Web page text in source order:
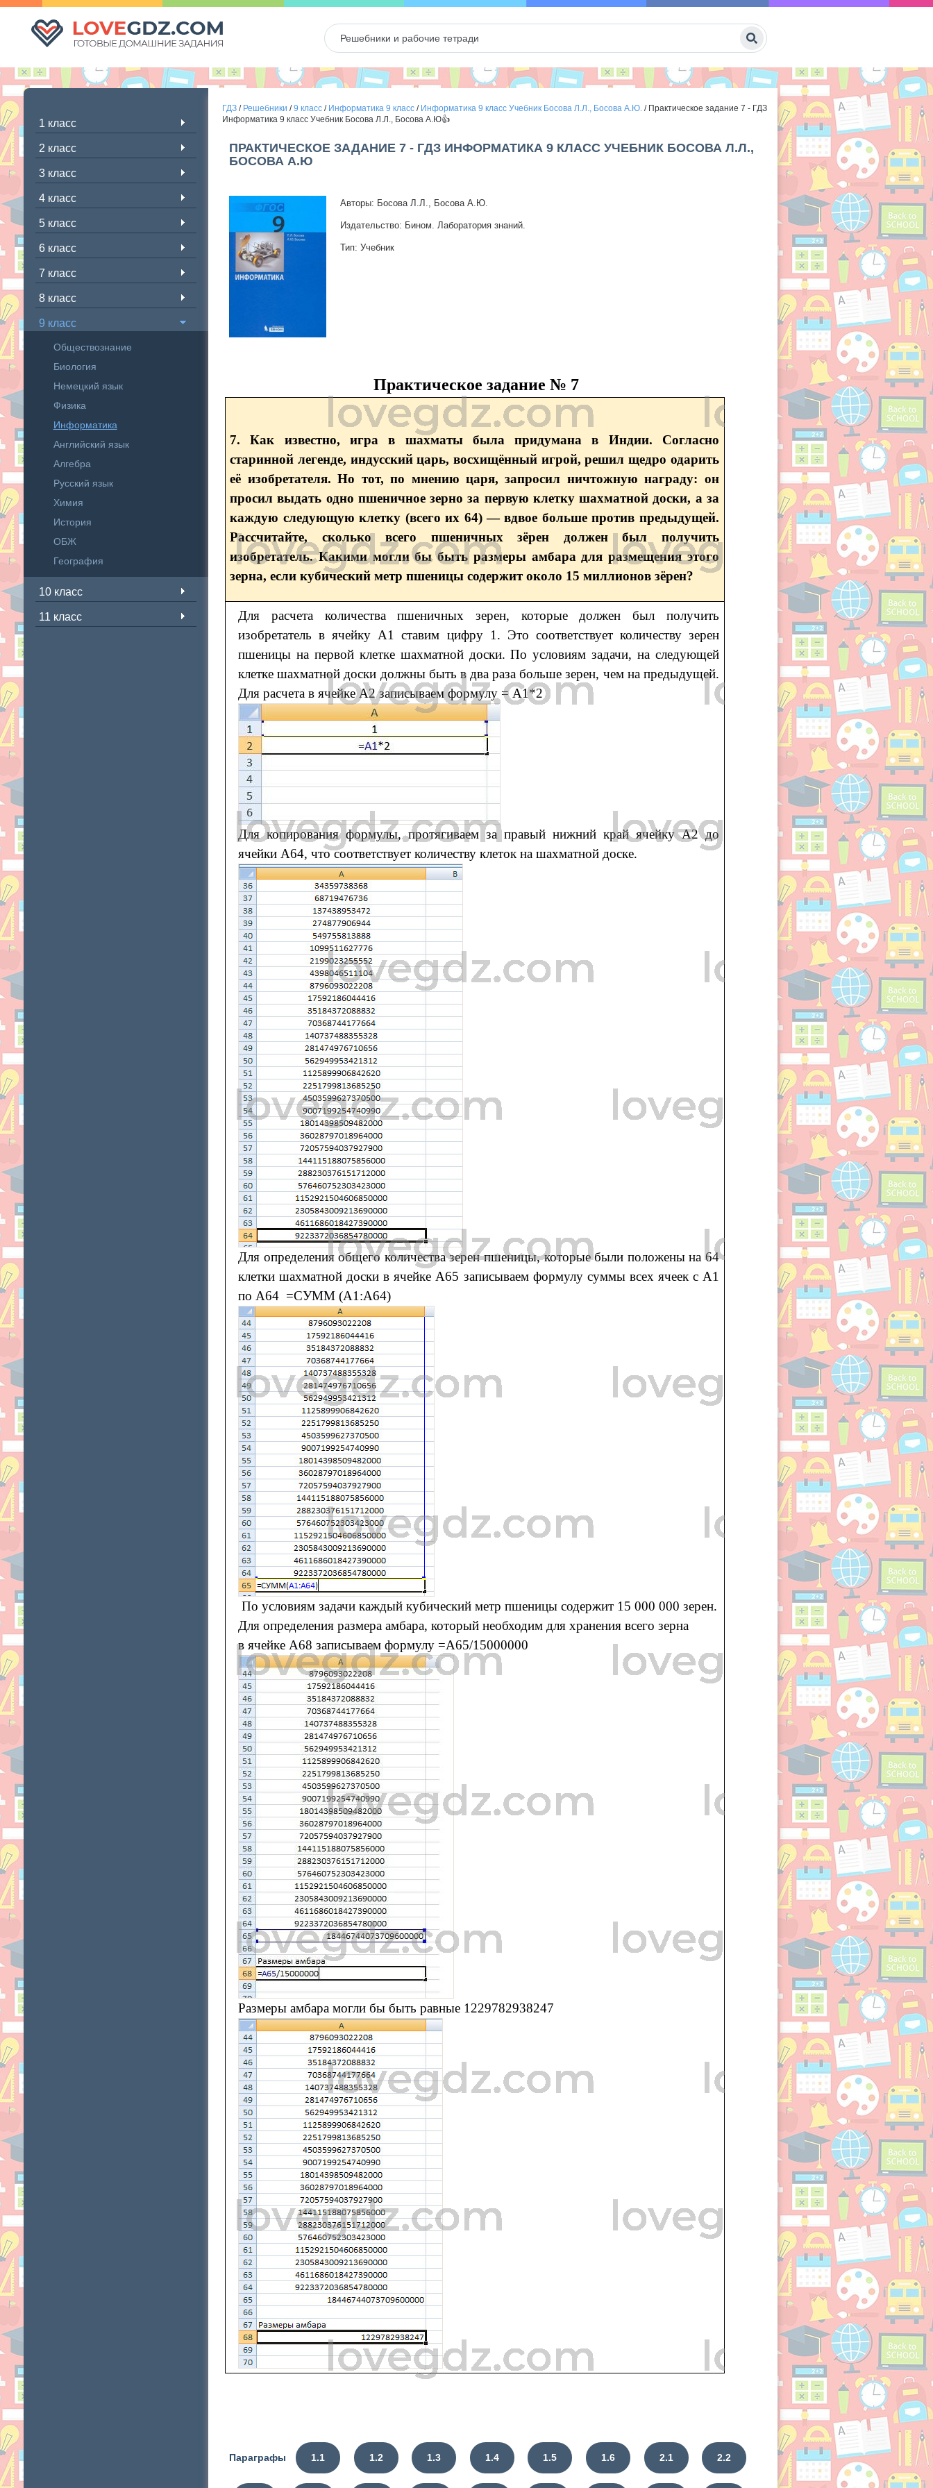
1 класс
2 класс
3 класс
4 класс
5 класс
6 класс
7 класс
8 класс
9 класс
Обществознание
Биология
Немецкий язык
Физика
Информатика
Английский язык
Алгебра
Русский язык
Химия
История
ОБЖ
География
10 класс
11 класс
ГДЗ/ Решебники /9 класс/ Информатика 9 класс/ Информатика 9 класс Учебник Босова Л.Л., Босова А.Ю./ Практическое задание 7 - ГДЗ
Информатика 9 класс Учебник Босова Л.Л., Босова А.Ю👍
ПРАКТИЧЕСКОЕ ЗАДАНИЕ 7 - ГДЗ ИНФОРМАТИКА 9 КЛАСС УЧЕБНИК БОСОВА Л.Л.,
БОСОВА А.Ю
Авторы: Босова Л.Л., Босова А.Ю.
Издательство: Бином. Лаборатория знаний.
Тип: Учебник
Практическое задание № 7
7. Как известно, игра в шахматы была придумана в Индии. Согласно
старинной легенде, индусский царь, восхищённый игрой, решил щедро одарить
её изобретателя. Но тот, по мнению царя, запросил ничтожную награду: он
просил выдать одно пшеничное зерно за первую клетку шахматной доски, а за
каждую следующую клетку (всего их 64) — вдвое больше против предыдущей.
Рассчитайте, сколько всего пшеничных зёрен должен был получить
изобретатель. Какими могли бы быть размеры амбара для размещения этого
зерна, если кубический метр пшеницы содержит около 15 миллионов зёрен?
Для расчета количества пшеничных зерен, которые должен был получить
изобретатель в ячейку А1 ставим цифру 1. Это соответствует количеству зерен
пшеницы на первой клетке шахматной доски. По условиям задачи, на следующей
клетке шахматной доски должны быть в два раза больше зерен, чем на предыдущей.
Для расчета в ячейке А2 записываем формулу = А1*2
Для копирования формулы, протягиваем за правый нижний край ячейку А2 до
ячейки А64, что соответствует количеству клеток на шахматной доске.
Для определения общего количества зерен пшеницы, которые были положены на 64
клетки шахматной доски в ячейке А65 записываем формулу суммы всех ячеек с А1
по А64 =СУММ (А1:А64)
По условиям задачи каждый кубический метр пшеницы содержит 15 000 000 зерен.
Для определения размера амбара, который необходим для хранения всего зерна
в ячейке А68 записываем формулу =А65/15000000
Размеры амбара могли бы быть равные 1229782938247
Параграфы 1.1 1.2 1.3 1.4 1.5 1.6 2.1 2.2